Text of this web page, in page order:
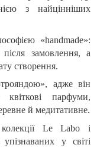
з найцінніших
«handmade»:
замовлення, а
створення.
адже він
парфуми,
й медитативне.
Le Labo і
у світі